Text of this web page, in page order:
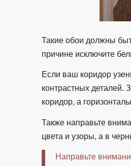
Такие обои должны
причине исключите
Если ваш коридор
контрастных деталей.
коридор, а
Также направьте
цвета и узоры, а в
Направьте